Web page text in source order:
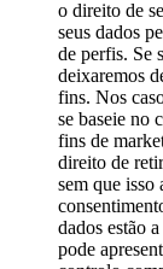
o direito de
seus dados
de perfis. Se
deixaremos
fins. Nos
se baseie no
fins de
direito de
sem que isso
dados estão
pode